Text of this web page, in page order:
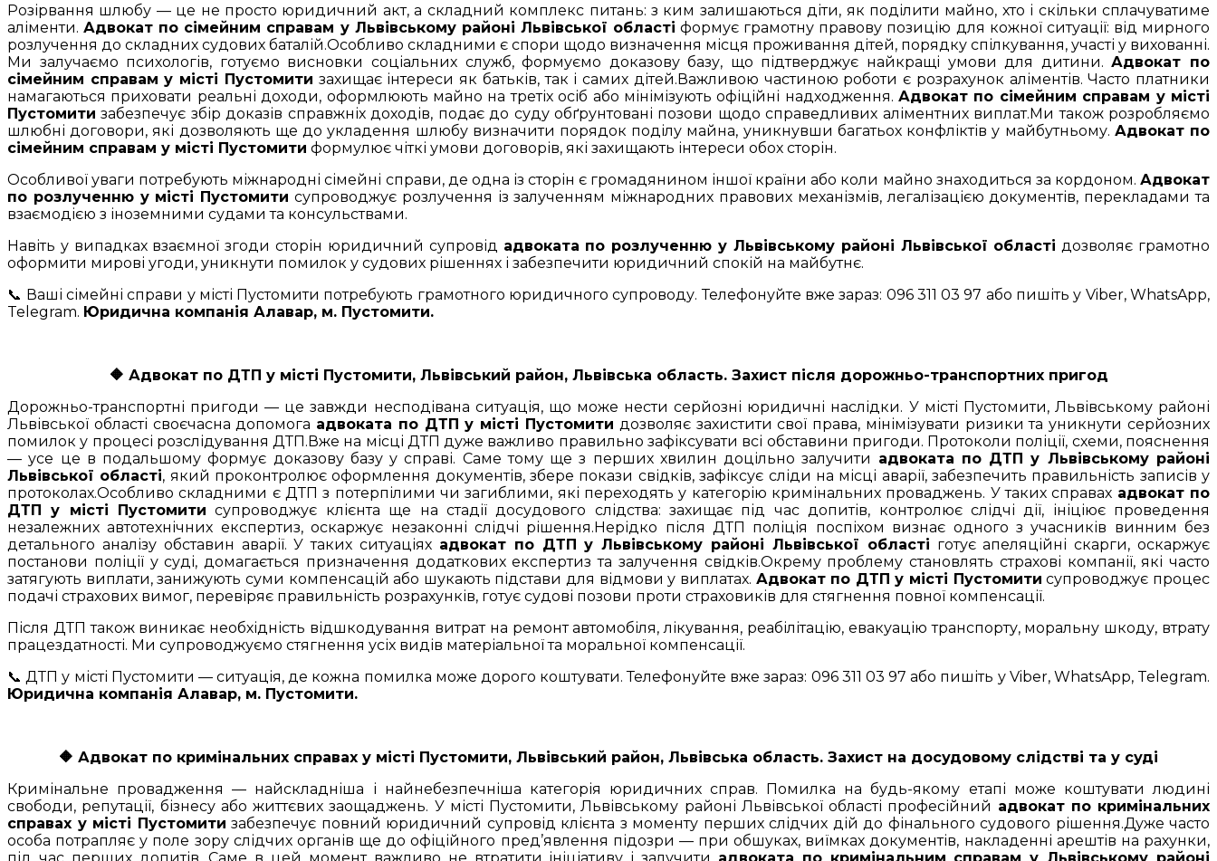
Розірвання шлюбу — це не просто юридичний акт, а складний комплекс питань: з ким залишаються діти, як поділити майно, хто і скільки сплачуватиме
аліменти.Адвокат по сімейним справам у Львівському районі Львівської області формує грамотну правову позицію для кожної ситуації: від мирного
розлучення до складних судових баталій.Особливо складними є спори щодо визначення місця проживання дітей, порядку спілкування, участі у вихованні.
Ми залучаємо психологів, готуємо висновки соціальних служб, формуємо доказову базу, що підтверджує найкращі умови для дитини.Адвокат по
сімейним справам у місті Пустомити захищає інтереси як батьків, так і самих дітей.Важливою частиною роботи є розрахунок аліментів. Часто платники
намагаються приховати реальні доходи, оформлюють майно на третіх осіб або мінімізують офіційні надходження.Адвокат по сімейним справам у місті
Пустомити забезпечує збір доказів справжніх доходів, подає до суду обґрунтовані позови щодо справедливих аліментних виплат.Ми також розробляємо
шлюбні договори, які дозволяють ще до укладення шлюбу визначити порядок поділу майна, уникнувши багатьох конфліктів у майбутньому. Адвокат по
сімейним справам у місті Пустомити формулює чіткі умови договорів, які захищають інтереси обох сторін.
Особливої уваги потребують міжнародні сімейні справи, де одна із сторін є громадянином іншої країни або коли майно знаходиться за кордоном. Адвокат
по розлученню у місті Пустомити супроводжує розлучення із залученням міжнародних правових механізмів, легалізацією документів, перекладами та
взаємодією з іноземними судами та консульствами.
Навіть у випадках взаємної згоди сторін юридичний супровід адвоката по розлученню у Львівському районі Львівської області дозволяє грамотно
оформити мирові угоди, уникнути помилок у судових рішеннях і забезпечити юридичний спокій на майбутнє.
📞 Ваші сімейні справи у місті Пустомити потребують грамотного юридичного супроводу. Телефонуйте вже зараз: 096 311 03 97 або пишіть у Viber, WhatsApp,
Telegram. Юридична компанія Алавар, м. Пустомити.
🔶 Адвокат по ДТП у місті Пустомити, Львівський район, Львівська область. Захист після дорожньо-транспортних пригод
Дорожньо-транспортні пригоди — це завжди несподівана ситуація, що може нести серйозні юридичні наслідки. У місті Пустомити, Львівському районі
Львівської області своєчасна допомога адвоката по ДТП у місті Пустомити дозволяє захистити свої права, мінімізувати ризики та уникнути серйозних
помилок у процесі розслідування ДТП.Вже на місці ДТП дуже важливо правильно зафіксувати всі обставини пригоди. Протоколи поліції, схеми, пояснення
— усе це в подальшому формує доказову базу у справі. Саме тому ще з перших хвилин доцільно залучити адвоката по ДТП у Львівському районі
Львівської області, який проконтролює оформлення документів, збере покази свідків, зафіксує сліди на місці аварії, забезпечить правильність записів у
протоколах.Особливо складними є ДТП з потерпілими чи загиблими, які переходять у категорію кримінальних проваджень. У таких справах адвокат по
ДТП у місті Пустомити супроводжує клієнта ще на стадії досудового слідства: захищає під час допитів, контролює слідчі дії, ініціює проведення
незалежних автотехнічних експертиз, оскаржує незаконні слідчі рішення.Нерідко після ДТП поліція поспіхом визнає одного з учасників винним без
детального аналізу обставин аварії. У таких ситуаціях адвокат по ДТП у Львівському районі Львівської області готує апеляційні скарги, оскаржує
постанови поліції у суді, домагається призначення додаткових експертиз та залучення свідків.Окрему проблему становлять страхові компанії, які часто
затягують виплати, занижують суми компенсацій або шукають підстави для відмови у виплатах. Адвокат по ДТП у місті Пустомити супроводжує процес
подачі страхових вимог, перевіряє правильність розрахунків, готує судові позови проти страховиків для стягнення повної компенсації.
Після ДТП також виникає необхідність відшкодування витрат на ремонт автомобіля, лікування, реабілітацію, евакуацію транспорту, моральну шкоду, втрату
працездатності. Ми супроводжуємо стягнення усіх видів матеріальної та моральної компенсації.
📞 ДТП у місті Пустомити — ситуація, де кожна помилка може дорого коштувати. Телефонуйте вже зараз: 096 311 03 97 або пишіть у Viber, WhatsApp, Telegram.
Юридична компанія Алавар, м. Пустомити.
🔶 Адвокат по кримінальних справах у місті Пустомити, Львівський район, Львівська область. Захист на досудовому слідстві та у суді
Кримінальне провадження — найскладніша і найнебезпечніша категорія юридичних справ. Помилка на будь-якому етапі може коштувати людині
свободи, репутації, бізнесу або життєвих заощаджень. У місті Пустомити, Львівському районі Львівської області професійний адвокат по кримінальних
справах у місті Пустомити забезпечує повний юридичний супровід клієнта з моменту перших слідчих дій до фінального судового рішення.Дуже часто
особа потрапляє у поле зору слідчих органів ще до офіційного пред’явлення підозри — при обшуках, виїмках документів, накладенні арештів на рахунки,
під час перших допитів. Саме в цей момент важливо не втратити ініціативу і залучити адвоката по кримінальним справам у Львівському районі